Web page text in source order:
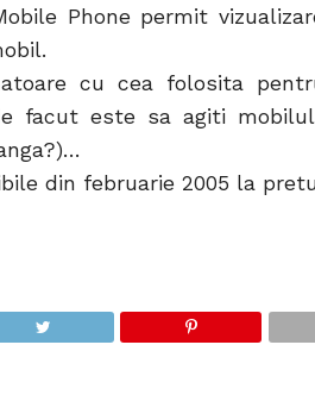
Phone permit
cu cea folosita
facut este sa agiti
din februarie 2005 la